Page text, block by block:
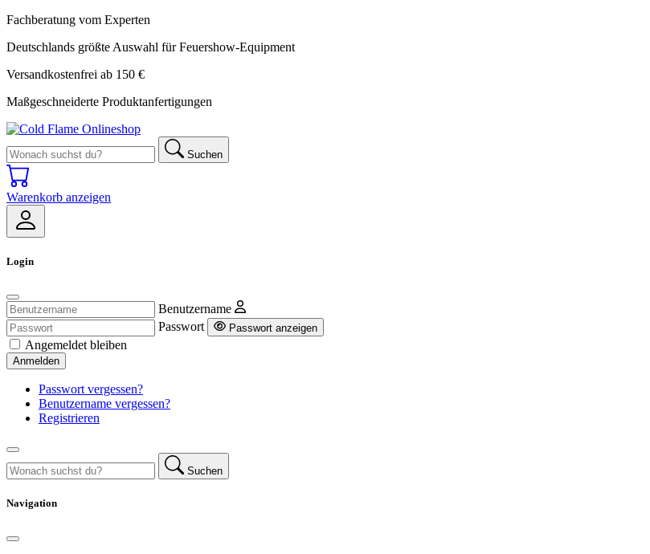
Fachberatung vom Experten
Deutschlands größte Auswahl für Feuershow-Equipment
Versandkostenfrei ab 150 €
Maßgeschneiderte Produktanfertigungen
Suchen
Warenkorb anzeigen
Login
Benutzername
Passwort
Passwort anzeigen
Angemeldet bleiben
Anmelden
Passwort vergessen?
Benutzername vergessen?
Registrieren
Suchen
Navigation